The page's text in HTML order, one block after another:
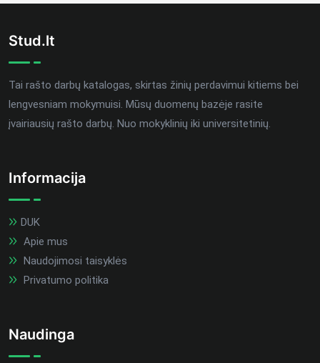
Stud.lt
Tai rašto darbų katalogas, skirtas žinių perdavimui kitiems bei
lengvesniam mokymuisi. Mūsų duomenų bazėje rasite
įvairiausių rašto darbų. Nuo mokyklinių iki universitetinių.
Informacija
DUK
Apie mus
Naudojimosi taisyklės
Privatumo politika
Naudinga